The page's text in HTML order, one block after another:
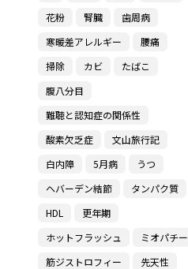
花粉
腎臓
歯周病
寒暖差アレルギー
腰痛
掃除
カビ
たばこ
腹八分目
難聴と認知症の関係性
酸素欠乏症
文山旅行記
白内障
5月病
うつ
ヘバーデン結節
タンパク質
HDL
更年期
ホットフラッシュ
ミオパチー
筋ジストロフィー
先天性